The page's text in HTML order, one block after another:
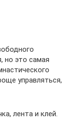
но это самая
управляться,
лента и клей.